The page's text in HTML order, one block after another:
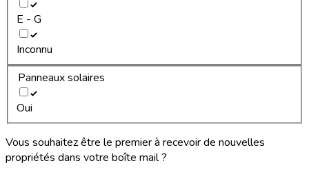
E - G
Inconnu
Panneaux solaires
Oui
Vous souhaitez être le premier à recevoir de nouvelles
propriétés dans votre boîte mail ?